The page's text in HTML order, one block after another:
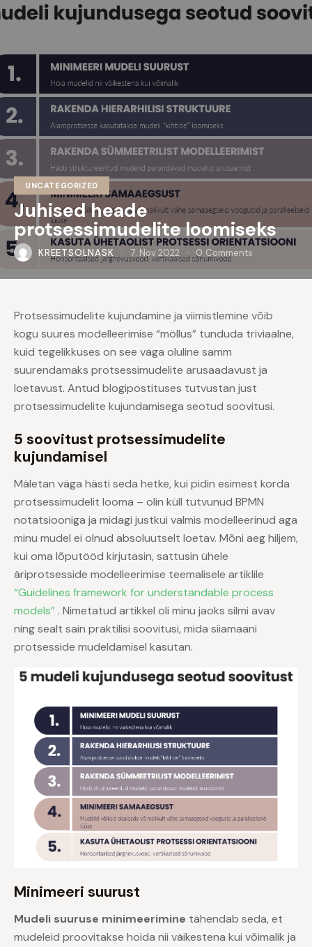
UNCATEGORIZED
Juhised heade
protsessimudelite loomiseks
KREETSOLNASK 7. Nov 2022 0 Comments
Protsessimudelite kujundamine ja viimistlemine võib
kogu suures modelleerimise “möllus” tunduda triviaalne,
kuid tegelikkuses on see väga oluline samm
suurendamaks protsessimudelite arusaadavust ja
loetavust. Antud blogipostituses tutvustan just
protsessimudelite kujundamisega seotud soovitusi.
5 soovitust protsessimudelite
kujundamisel
Mäletan väga hästi seda hetke, kui pidin esimest korda
protsessimudelit looma – olin küll tutvunud BPMN
notatsiooniga ja midagi justkui valmis modelleerinud aga
minu mudel ei olnud absoluutselt loetav. Mõni aeg hiljem,
kui oma lõputööd kirjutasin, sattusin ühele
äriprotsesside modelleerimise teemalisele artiklile
“Guidelines framework for understandable process
models” . Nimetatud artikkel oli minu jaoks silmi avav
ning sealt sain praktilisi soovitusi, mida siiamaani
protsesside mudeldamisel kasutan.
Minimeeri suurust
Mudeli suuruse minimeerimine tähendab seda, et
mudeleid proovitakse hoida nii väikestena kui võimalik ja